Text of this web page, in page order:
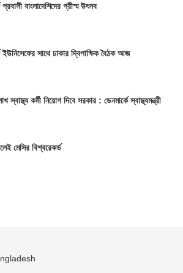
প্রবাসী বাংলাদেশিদের গ্রীস্ম উৎসব
ইউনিসেফের সাথে ঢাকার দ্বিপাক্ষিক বৈঠক আজ
স্বাস্থ্য কর্মী নিয়োগ দিবে সরকার : ডেনমার্কে স্বাস্থ্যমন্ত্রী
মেসির বিশ্বরেকর্ড